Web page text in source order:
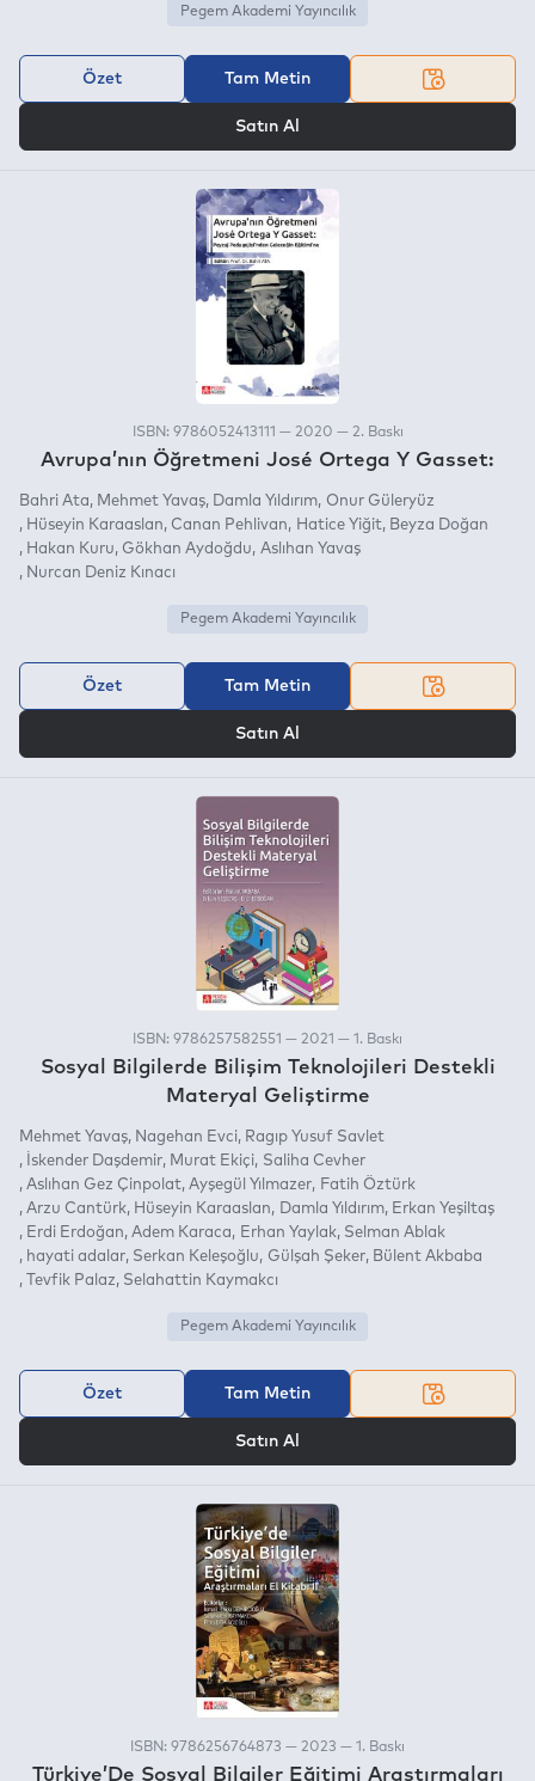
Pegem Akademi Yayıncılık
Özet Tam Metin
Satın Al
ISBN: 9786052413111 — 2020 — 2. Baskı
Avrupa’nın Öğretmeni José Ortega Y Gasset:
Bahri Ata Mehmet Yavaş Damla Yıldırım
Onur Güleryüz
Hüseyin Karaaslan
Canan Pehlivan Hatice Yiğit
Beyza Doğan
Hakan Kuru
Gökhan Aydoğdu
Aslıhan Yavaş
Nurcan Deniz Kınacı
Pegem Akademi Yayıncılık
Özet Tam Metin
Satın Al
ISBN: 9786257582551 — 2021 — 1. Baskı
Sosyal Bilgilerde Bilişim Teknolojileri Destekli
Materyal Geliştirme
Mehmet Yavaş Nagehan Evci
Ragıp Yusuf Savlet
İskender Daşdemir
Murat Ekiçi
Saliha Cevher
Aslıhan Gez Çinpolat Ayşegül Yılmazer
Fatih Öztürk
Arzu Cantürk
Hüseyin Karaaslan Damla Yıldırım
Erkan Yeşiltaş
Erdi Erdoğan Adem Karaca Erhan Yaylak Selman Ablak
hayati adalar Serkan Keleşoğlu Gülşah Şeker
Bülent Akbaba
Tevfik Palaz
Selahattin Kaymakcı
Pegem Akademi Yayıncılık
Özet Tam Metin
Satın Al
ISBN: 9786256764873 — 2023 — 1. Baskı
Türkiye’De Sosyal Bilgiler Eğitimi Araştırmaları